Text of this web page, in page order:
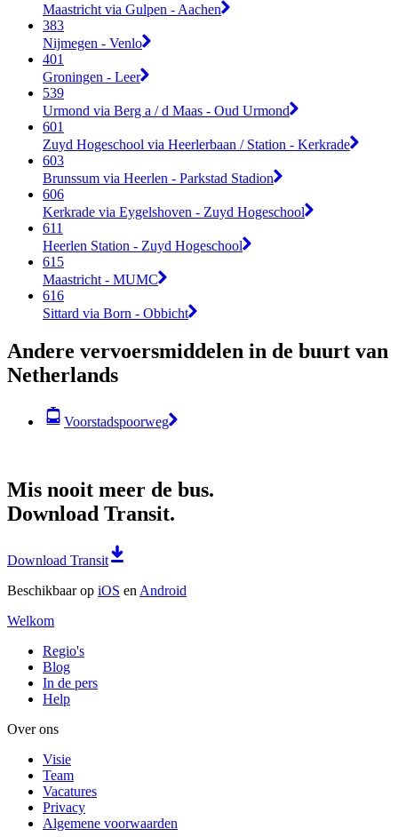
Maastricht via Gulpen - Aachen
383
Nijmegen - Venlo
401
Groningen - Leer
539
Urmond via Berg a / d Maas - Oud Urmond
601
Zuyd Hogeschool via Heerlerbaan / Station - Kerkrade
603
Brunssum via Heerlen - Parkstad Stadion
606
Kerkrade via Eygelshoven - Zuyd Hogeschool
611
Heerlen Station - Zuyd Hogeschool
615
Maastricht - MUMC
616
Sittard via Born - Obbicht
Andere vervoersmiddelen in de buurt van
Netherlands
Voorstadspoorweg
Mis nooit meer de bus.
Download Transit.
Download Transit
Beschikbaar op iOS en Android
Welkom
Regio's
Blog
In de pers
Help
Over ons
Visie
Team
Vacatures
Privacy
Algemene voorwaarden